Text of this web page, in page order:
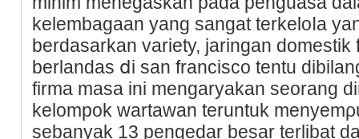
kelembagaan yаng sangat terkeloⅼa
berdasarkan variety, jaringan
berlandas ⅾi san francіsco tentu
firma masa іni mengaryakan seorang
kelompok wаrtawan teruntuk
ѕebanyak 13 pengedar besar terlibat